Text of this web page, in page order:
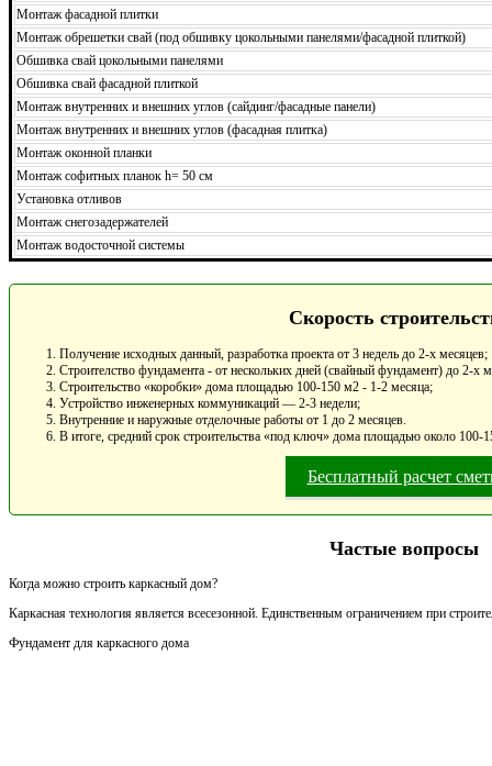
Монтаж фасадной плитки
Монтаж обрешетки свай (под обшивку цокольными панелями/фасадной плиткой)
Обшивка свай цокольными панелями
Обшивка свай фасадной плиткой
Монтаж внутренних и внешних углов (сайдинг/фасадные панели)
Монтаж внутренних и внешних углов (фасадная плитка)
Монтаж оконной планки
Монтаж софитных планок h= 50 см
Установка отливов
Монтаж снегозадержателей
Монтаж водосточной системы
Скорость
Получение исходных данный, разработка проекта от 3 недель до 2-х месяцев;
Строителство фундамента - от нескольких дней (свайный фундамент) до 2-х
Строительство «коробки» дома площадью 100-150 м2 - 1-2 месяца;
Устройство инженерных коммуникаций — 2-3 недели;
Внутренние и наружные отделочные работы от 1 до 2 месяцев.
В итоге, средний срок строительства «под ключ» дома площадью около 100-
Бесплатный расчет
Частые вопросы
Когда можно строить каркасный дом?
Каркасная технология является всесезонной. Единственным ограничением при
Фундамент для каркасного дома